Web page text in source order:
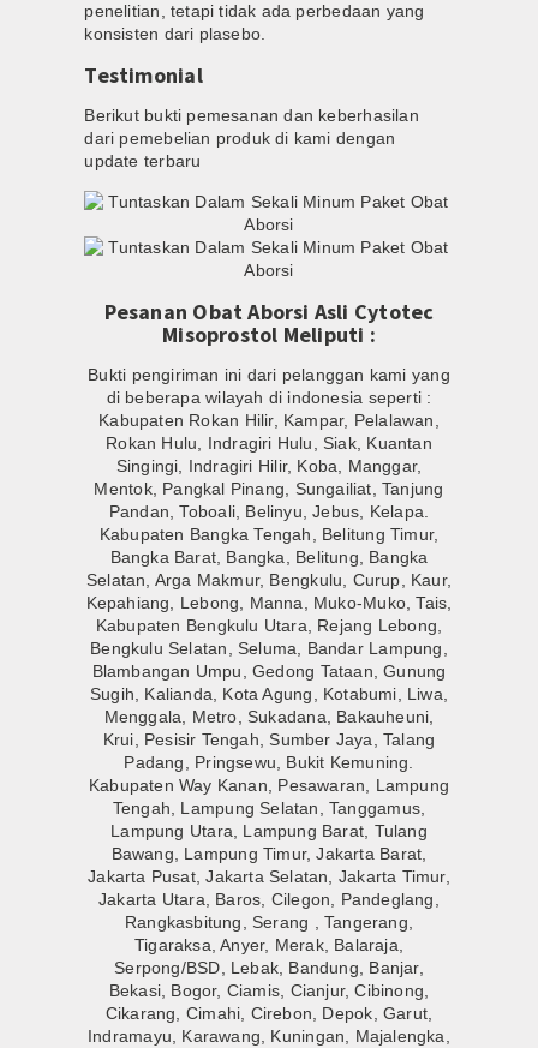
penelitian, tetapi tidak ada perbedaan yang
konsisten dari plasebo.
Testimonial
Berikut bukti pemesanan dan keberhasilan
dari pemebelian produk di kami dengan
update terbaru
Pesanan Obat Aborsi Asli Cytotec
Misoprostol Meliputi :
Bukti pengiriman ini dari pelanggan kami yang
di beberapa wilayah di indonesia seperti :
Kabupaten Rokan Hilir, Kampar, Pelalawan,
Rokan Hulu, Indragiri Hulu, Siak, Kuantan
Singingi, Indragiri Hilir, Koba, Manggar,
Mentok, Pangkal Pinang, Sungailiat, Tanjung
Pandan, Toboali, Belinyu, Jebus, Kelapa.
Kabupaten Bangka Tengah, Belitung Timur,
Bangka Barat, Bangka, Belitung, Bangka
Selatan, Arga Makmur, Bengkulu, Curup, Kaur,
Kepahiang, Lebong, Manna, Muko-Muko, Tais,
Kabupaten Bengkulu Utara, Rejang Lebong,
Bengkulu Selatan, Seluma, Bandar Lampung,
Blambangan Umpu, Gedong Tataan, Gunung
Sugih, Kalianda, Kota Agung, Kotabumi, Liwa,
Menggala, Metro, Sukadana, Bakauheuni,
Krui, Pesisir Tengah, Sumber Jaya, Talang
Padang, Pringsewu, Bukit Kemuning.
Kabupaten Way Kanan, Pesawaran, Lampung
Tengah, Lampung Selatan, Tanggamus,
Lampung Utara, Lampung Barat, Tulang
Bawang, Lampung Timur, Jakarta Barat,
Jakarta Pusat, Jakarta Selatan, Jakarta Timur,
Jakarta Utara, Baros, Cilegon, Pandeglang,
Rangkasbitung, Serang , Tangerang,
Tigaraksa, Anyer, Merak, Balaraja,
Serpong/BSD, Lebak, Bandung, Banjar,
Bekasi, Bogor, Ciamis, Cianjur, Cibinong,
Cikarang, Cimahi, Cirebon, Depok, Garut,
Indramayu, Karawang, Kuningan, Majalengka,